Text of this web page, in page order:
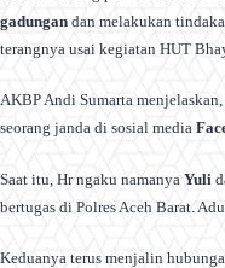
gadungan dan melakukan
terangnya usai kegiatan HUT
AKBP Andi Sumarta
seorang janda di sosial media
Saat itu, Hr ngaku namanya Yuli
bertugas di Polres Aceh Barat.
Keduanya terus menjalin